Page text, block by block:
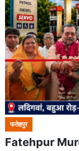
फतेहपुर
Fatehpur